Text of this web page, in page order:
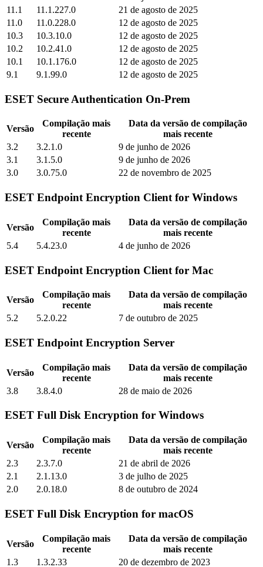
11.1
11.1.227.0
21 de agosto de 2025
11.0
11.0.228.0
12 de agosto de 2025
10.3
10.3.10.0
12 de agosto de 2025
10.2
10.2.41.0
12 de agosto de 2025
10.1
10.1.176.0
12 de agosto de 2025
9.1
9.1.99.0 12 de agosto de 2025
ESET Secure Authentication On-Prem
Versão
Compilação mais
recente
Data da versão de compilação
mais recente
3.2
3.2.1.0
9 de junho de 2026
3.1
3.1.5.0
9 de junho de 2026
3.0
3.0.75.0 22 de novembro de 2025
ESET Endpoint Encryption Client for Windows
Versão
Compilação mais
recente
Data da versão de compilação
mais recente
5.4
5.4.23.0 4 de junho de 2026
ESET Endpoint Encryption Client for Mac
Versão
Compilação mais
recente
Data da versão de compilação
mais recente
5.2
5.2.0.22 7 de outubro de 2025
ESET Endpoint Encryption Server
Versão
Compilação mais
recente
Data da versão de compilação
mais recente
3.8
3.8.4.0 28 de maio de 2026
ESET Full Disk Encryption for Windows
Versão
Compilação mais
recente
Data da versão de compilação
mais recente
2.3
2.3.7.0
21 de abril de 2026
2.1
2.1.13.0
3 de julho de 2025
2.0
2.0.18.0 8 de outubro de 2024
ESET Full Disk Encryption for macOS
Versão
Compilação mais
recente
Data da versão de compilação
mais recente
1.3
1.3.2.33 20 de dezembro de 2023